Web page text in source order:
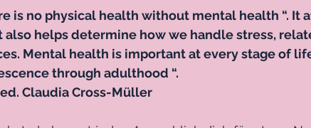
is no physical health without mental health “. It
also helps determine how we handle stress,
Mental health is important at every stage of
through adulthood “.
Claudia Cross-Müller